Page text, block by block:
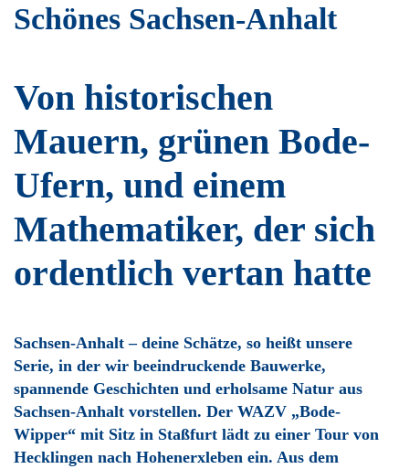
Schönes Sachsen-Anhalt
Von historischen
Mauern, grünen Bode-
Ufern, und einem
Mathematiker, der sich
ordentlich vertan hatte
Sachsen-Anhalt – deine Schätze, so heißt unsere
Serie, in der wir beeindruckende Bauwerke,
spannende Geschichten und erholsame Natur aus
Sachsen-Anhalt vorstellen. Der WAZV „Bode-
Wipper“ mit Sitz in Staßfurt lädt zu einer Tour von
Hecklingen nach Hohenerxleben ein. Aus dem